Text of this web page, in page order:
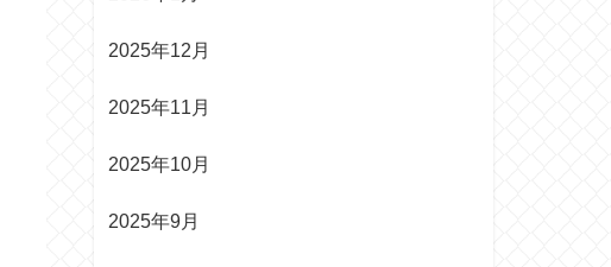
2025年12月
2025年11月
2025年10月
2025年9月